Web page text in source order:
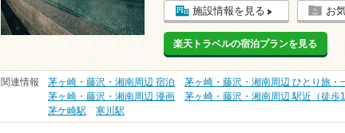
施設情報を見る お
楽天トラベルの宿泊プランを見る
関連情報 茅ヶ崎・藤沢・湘南周辺 宿泊
茅ヶ崎・藤沢・湘南周辺 ひとり旅・
茅ヶ崎・藤沢・湘南周辺 漫画
茅ヶ崎・藤沢・湘南周辺 駅近（徒歩
茅ケ崎駅
寒川駅